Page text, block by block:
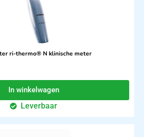
ri-thermo® N klinische meter
In winkelwagen
Leverbaar